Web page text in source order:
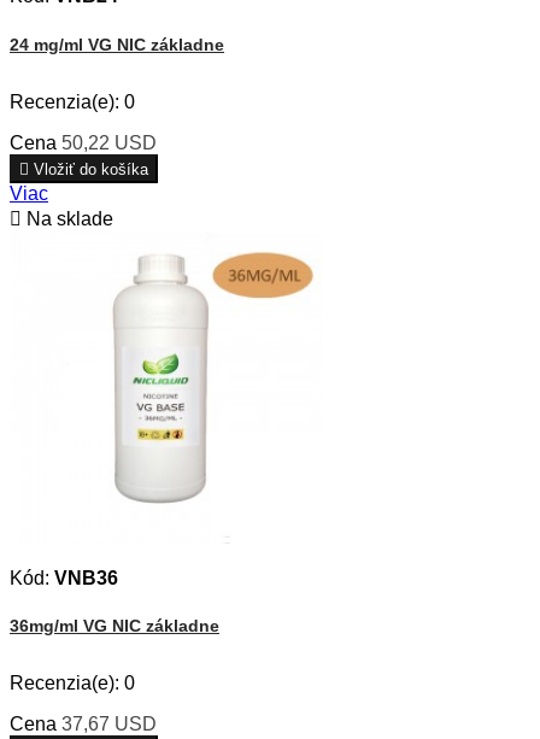
24 mg/ml VG NIC základne
Recenzia(e): 0
Cena 50,22 USD
 Vložiť do košíka
Viac
 Na sklade
Kód: VNB36
36mg/ml VG NIC základne
Recenzia(e): 0
Cena 37,67 USD